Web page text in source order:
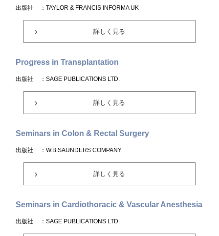
出版社 ：TAYLOR & FRANCIS INFORMA UK
詳しく見る
Progress in Transplantation
出版社 ：SAGE PUBLICATIONS LTD.
詳しく見る
Seminars in Colon & Rectal Surgery
出版社 ：W.B.SAUNDERS COMPANY
詳しく見る
Seminars in Cardiothoracic & Vascular Anesthesia
出版社 ：SAGE PUBLICATIONS LTD.